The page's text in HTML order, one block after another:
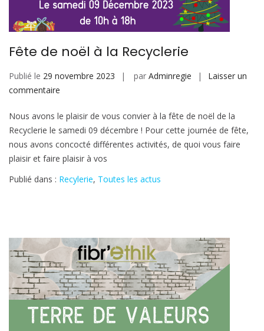
Fête de noël à la Recyclerie
Publié le 29 novembre 2023 par Adminregie
Laisser un
commentaire
de
noël
à
la
Recyclerie
Nous avons le plaisir de vous convier à la fête de noël de la
Recyclerie le samedi 09 décembre ! Pour cette journée de fête,
nous avons concocté différentes activités, de quoi vous faire
plaisir et faire plaisir à vos
Publié dans : Recylerie, Toutes les actus